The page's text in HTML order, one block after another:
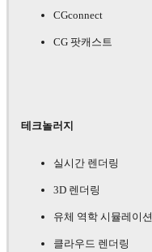
CGconnect
CG 팟캐스트
테크놀러지
실시간 렌더링
3D 렌더링
유체 역학 시뮬레이션
클라우드 렌더링